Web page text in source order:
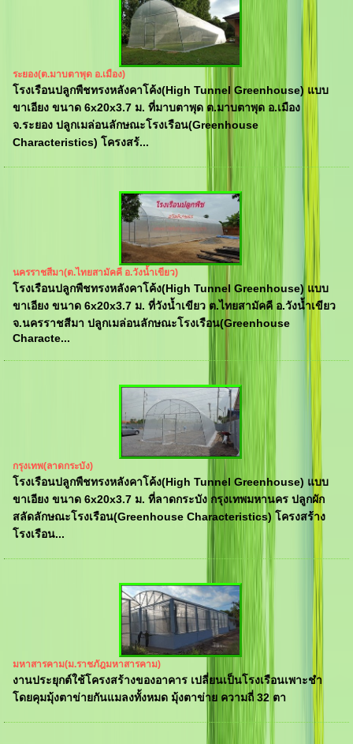
ระยอง(ต.มาบตาพุด อ.เมือง)
โรงเรือนปลูกพืชทรงหลังคาโค้ง(High Tunnel Greenhouse) แบบ
ขาเอียง ขนาด 6x20x3.7 ม. ที่มาบตาพุด ต.มาบตาพุด อ.เมือง
จ.ระยอง ปลูกเมล่อนลักษณะโรงเรือน(Greenhouse
Characteristics) โครงสร้...
นครราชสีมา(ต.ไทยสามัคคี อ.วังน้ำเขียว)
โรงเรือนปลูกพืชทรงหลังคาโค้ง(High Tunnel Greenhouse) แบบ
ขาเอียง ขนาด 6x20x3.7 ม. ที่วังน้ำเขียว ต.ไทยสามัคคี อ.วังน้ำเขียว
จ.นครราชสีมา ปลูกเมล่อนลักษณะโรงเรือน(Greenhouse
Characte...
กรุงเทพ(ลาดกระบัง)
โรงเรือนปลูกพืชทรงหลังคาโค้ง(High Tunnel Greenhouse) แบบ
ขาเอียง ขนาด 6x20x3.7 ม. ที่ลาดกระบัง กรุงเทพมหานคร ปลูกผัก
สลัดลักษณะโรงเรือน(Greenhouse Characteristics) โครงสร้าง
โรงเรือน...
มหาสารคาม(ม.ราชภัฎมหาสารคาม)
งานประยุกต์ใช้โครงสร้างของอาคาร เปลี่ยนเป็นโรงเรือนเพาะชำ
โดยคุมมุ้งตาข่ายกันแมลงทั้งหมด มุ้งตาข่าย ความถี่ 32 ตา